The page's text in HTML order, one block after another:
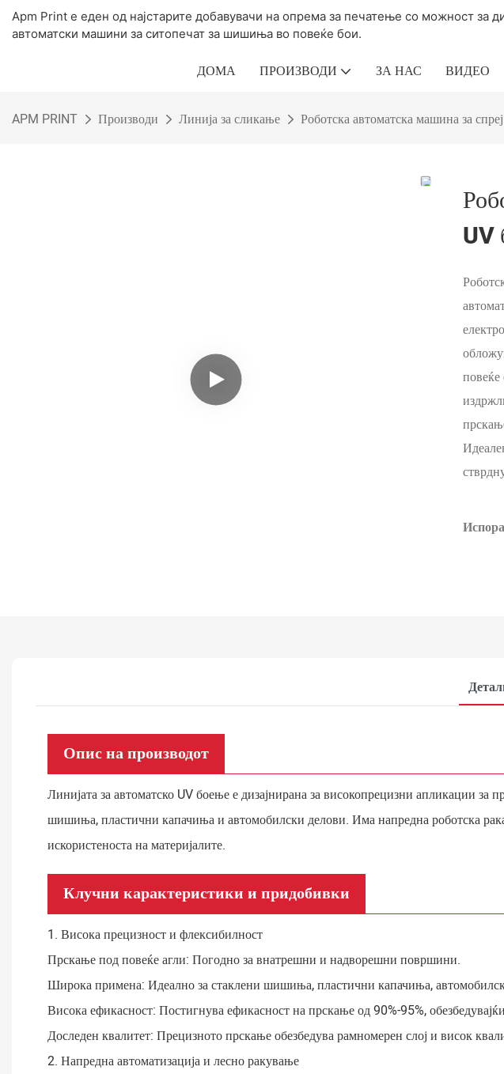
Apm Print е еден од најстарите добавувачи на опрема за печатење со можност за
автоматски машини за ситопечат за шишиња во повеќе бои.
ДОМА ПРОИЗВОДИ ЗА НАС ВИДЕО
APM PRINT Производи Линија за сликање Роботска автоматска машина за
UV
повеќе
Опис на производот
Линијата за автоматско UV боење е дизајнирана за високопрецизни апликации
шишиња, пластични капачиња и автомобилски делови. Има напредна роботска
искористеноста на материјалите.
Клучни карактеристики и придобивки
1. Висока прецизност и флексибилност
Прскање под повеќе агли: Погодно за внатрешни и надворешни површини.
Широка примена: Идеално за стаклени шишиња, пластични капачиња,
Висока ефикасност: Постигнува ефикасност на прскање од 90%-95%,
Доследен квалитет: Прецизното прскање обезбедува рамномерен слој и висок
2. Напредна автоматизација и лесно ракување